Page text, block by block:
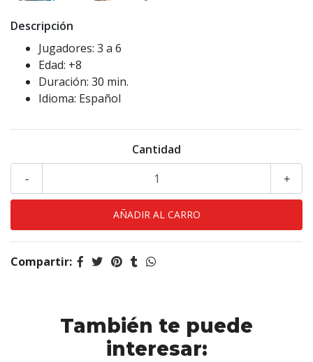
Descripción
Jugadores: 3 a 6
Edad: +8
Duración: 30 min.
Idioma: Español
Cantidad
+
-
Compartir:
También te puede
interesar: